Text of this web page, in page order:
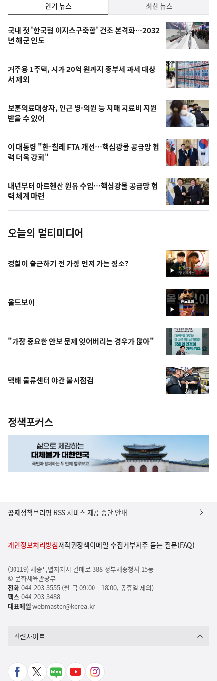
기,
최
신,
오
늘
의
영
상
오
늘
의
사
진
인기 뉴스 최신 뉴스
기
뉴
스
국내 첫 '한국형 이지스구축함' 건조 본격화…2032
년 해군 인도
거주용 1주택, 시가 20억 원까지 종부세 과세 대상
서 제외
보훈의료대상자, 인근 병·의원 등 치매 치료비 지원
받을 수 있어
이 대통령 "한-칠레 FTA 개선…핵심광물 공급망 협
력 더욱 강화"
내년부터 아르헨산 원유 수입…핵심광물 공급망 협
력 체계 마련
오늘의 멀티미디어
영
상
경찰이 출근하기 전 가장 먼저 가는 장소?
영
상
올드보이
"가장 중요한 안보 문제 잊어버리는 경우가 많아"
택배 물류센터 야간 불시점검
정책포커스
공지정책브리핑 RSS 서비스 제공 중단 안내
개인정보처리방침저작권정책이메일 수집거부자주 묻는 질문(FAQ)
(30119) 세종특별자치시 갈매로 388 정부세종청사 15동
© 문화체육관광부
전화044-203-3555 (월-금 09:00 - 18:00, 공휴일 제외)
팩스044-203-3488
대표메일 webmaster@korea.kr
관련사이트
페
X
네
유
인